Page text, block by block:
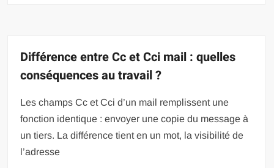
Différence entre Cc et Cci mail : quelles
conséquences au travail ?
Les champs Cc et Cci d’un mail remplissent une
fonction identique : envoyer une copie du message à
un tiers. La différence tient en un mot, la visibilité de
l’adresse